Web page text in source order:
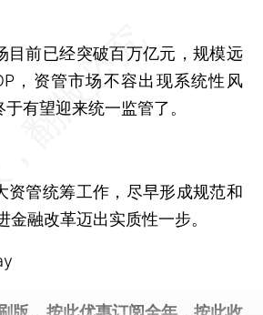
前已经突破百万亿元，规模远
，资管市场不容出现系统性风
有望迎来统一监管了。
管统筹工作，尽早形成规范和
金融改革迈出实质性一步。